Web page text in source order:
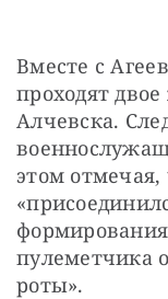
Вместе с
проходят
Алчевска.
этом отмечая,
пулеметчика
роты».